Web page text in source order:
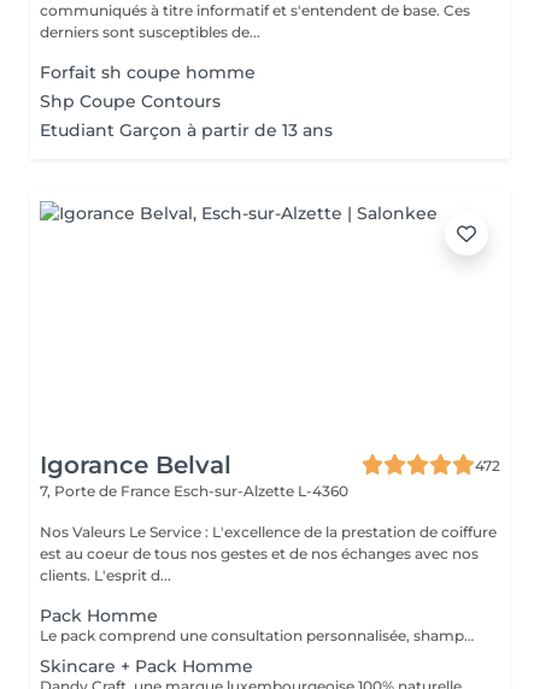
communiqués à titre informatif et s'entendent de base. Ces
derniers sont susceptibles de...
Forfait sh coupe homme
Shp Coupe Contours
Etudiant Garçon à partir de 13 ans
Igorance Belval
472
7, Porte de France Esch-sur-Alzette L-4360
Nos Valeurs Le Service : L'excellence de la prestation de coiffure
est au coeur de tous nos gestes et de nos échanges avec nos
clients. L'esprit d...
Pack Homme
Le pack comprend une consultation personnalisée, shampooing et conditionneur spécifiques STATEMENT, la coupe IGORANCE (finitions sur cheveux secs ) et les produits de styling STATEMENT * Tarifs à titre indicatifs à confirmer après la consultation personnalisée établit auprès de votre coiffeur/stylist/spécialiste * La direction se réserve le droit d’apporter des modifications pour le bon fonctionnement du salon
Skincare + Pack Homme